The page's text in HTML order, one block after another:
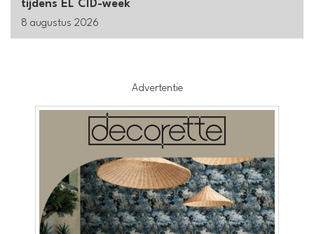
tijdens EL CID-week
8 augustus 2026
Advertentie